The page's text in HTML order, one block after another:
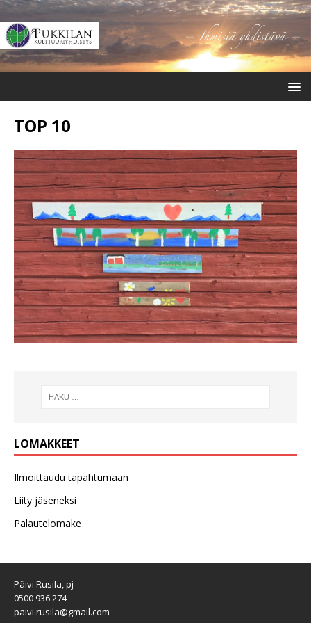
TOP 10
LOMAKKEET
Ilmoittaudu tapahtumaan
Liity jäseneksi
Palautelomake
Päivi Rusila, pj
0500 936 274
paivi.rusila@gmail.com